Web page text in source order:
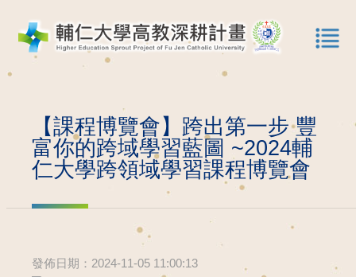
【課程博覽會】跨出第一步 豐
富你的跨域學習藍圖 ~2024輔
仁大學跨領域學習課程博覽會
發佈日期：2024-11-05 11:00:13